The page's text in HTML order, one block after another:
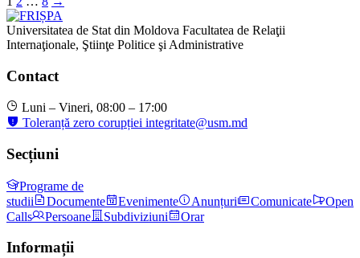
Universitatea de Stat din Moldova Facultatea de Relaţii
Internaţionale, Ştiinţe Politice şi Administrative
Contact
Luni – Vineri, 08:00 – 17:00
Toleranță zero corupției integritate@usm.md
Secțiuni
Programe de
studii
Documente Evenimente Anunțuri Comunicate
Open
Calls
Persoane Subdiviziuni Orar
Informații